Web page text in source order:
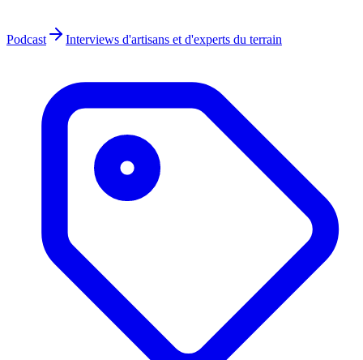
Podcast Interviews d'artisans et d'experts du terrain